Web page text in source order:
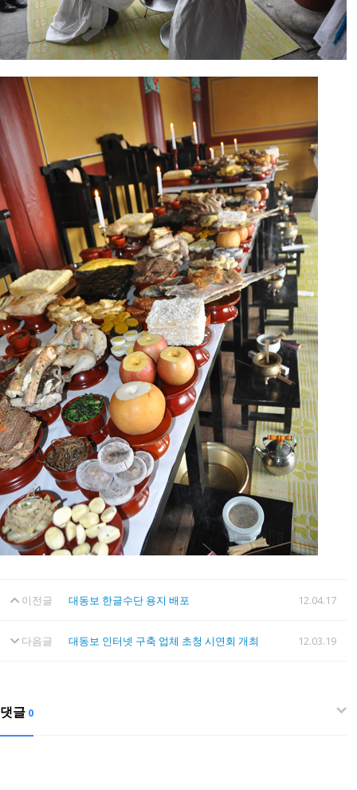
이전글 대동보 한글수단 용지 배포 12.04.17
다음글 대동보 인터넷 구축 업체 초청 시연회 개최 12.03.19
댓글 0